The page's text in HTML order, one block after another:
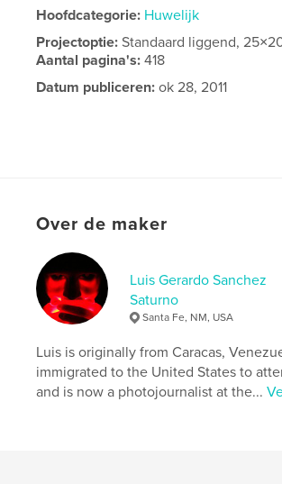
Hoofdcategorie: Huwelijk
Projectoptie:Standaard liggend,
Aantal pagina's:418
Datum publiceren: ok 28, 2011
Over de maker
Luis Gerardo Sanchez
Saturno
Santa Fe, NM, USA
Luis is originally from Caracas,
immigrated to the United States to
and is now a photojournalist at the...